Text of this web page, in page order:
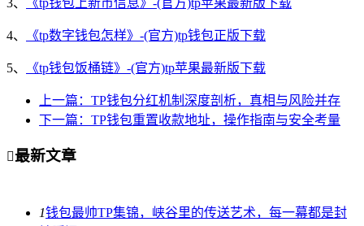
4、 《tp数字钱包怎样》-(官方)tp钱包正版下载
5、 《tp钱包饭桶链》-(官方)tp苹果最新版下载
上一篇：TP钱包分红机制深度剖析，真相与风险并存
下一篇：TP钱包重置收款地址，操作指南与安全考量
最新文章
1钱包最帅TP集锦，峡谷里的传送艺术，每一幕都是封